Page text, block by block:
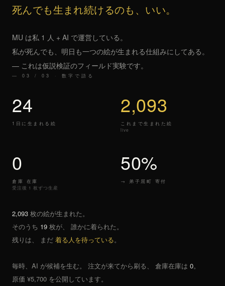
死んでも生まれ続けるのも、いい。
MU は私 1 人 + AI で運営している。
私が死んでも、明日も一つの絵が生まれる仕組みにしてある。
— これは仮説検証のフィールド実験です。
— 03 / 03 · 数字で語る
24
1日に生まれる絵
2,093
これまで生まれた絵
live
0
倉庫 在庫
受注後 1 枚ずつ生産
50%
→ 弟子屈町 寄付
2,093 枚の絵が生まれた。
そのうち 19 枚が、 誰かに着られた。
残りは、 まだ 着る人を待っている。
毎時、AI が候補を生む。 注文が来てから刷る、 倉庫在庫は 0。
原価 ¥5,700 を公開しています。